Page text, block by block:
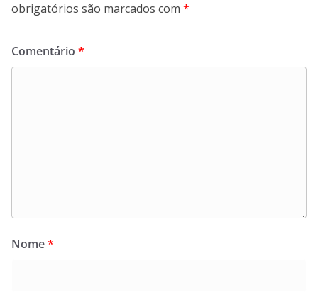
obrigatórios são marcados com *
Comentário *
Nome*